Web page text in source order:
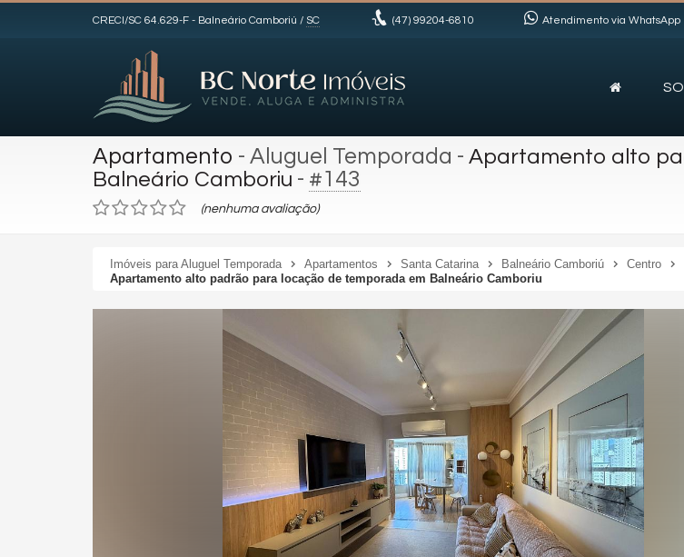
CRECI/SC 64.629-F - Balneário Camboriú / SC (47) 99204-6810 Atendimento via WhatsApp
Apartamento - Aluguel Temporada - Apartamento alto
Balneário Camboriu - #143
(nenhuma avaliação)
Imóveis para Aluguel Temporada Apartamentos Santa Catarina Balneário Camboriú
Centro
Apartamento alto padrão para locação de temporada em Balneário Camboriu